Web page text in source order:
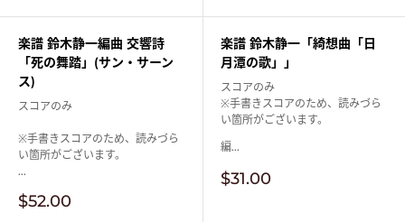
価
格
楽譜 鈴木静一編曲 交響詩
「死の舞踏」(サン・サーン
ス)
スコアのみ
※手書きスコアのため、読みづら
い箇所がございます。
...
販
$52.00
楽譜 鈴木静一「綺想曲「日
月潭の歌」」
スコアのみ
※手書きスコアのため、読みづら
い箇所がございます。
編...
販
$31.00